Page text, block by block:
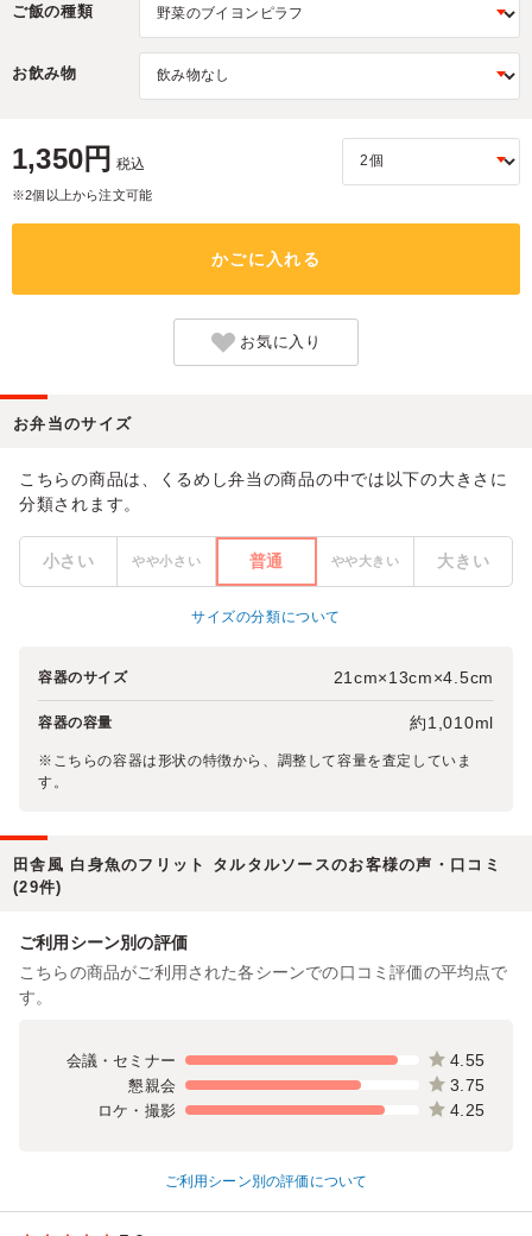
ご飯の種類
お飲み物
1,350円 税込
※2個以上から注文可能
かごに入れる
お気に入り
お弁当のサイズ
こちらの商品は、くるめし弁当の商品の中では以下の大きさに
分類されます。
小さい やや小さい 普通 やや大きい 大きい
サイズの分類について
容器のサイズ 21cm×13cm×4.5cm
容器の容量 約1,010ml
※こちらの容器は形状の特徴から、調整して容量を査定していま
す。
田舎風 白身魚のフリット タルタルソースのお客様の声・口コミ
(29件)
ご利用シーン別の評価
こちらの商品がご利用された各シーンでの口コミ評価の平均点で
す。
会議・セミナー 4.55
懇親会 3.75
ロケ・撮影 4.25
ご利用シーン別の評価について